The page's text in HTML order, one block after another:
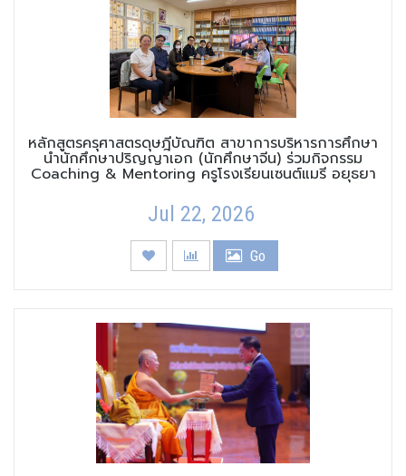
หลักสูตรครุศาสตรดุษฎีบัณฑิต สาขาการบริหารการศึกษา
นำนักศึกษาปริญญาเอก (นักศึกษาจีน) ร่วมกิจกรรม
Coaching & Mentoring ครูโรงเรียนเซนต์แมรี อยุธยา
Jul 22, 2026
Go